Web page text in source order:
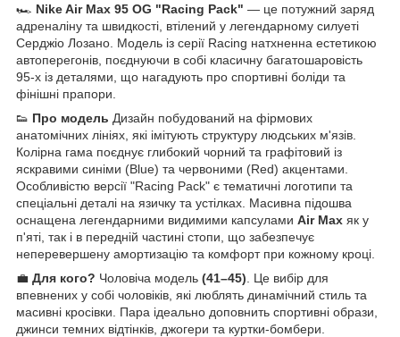
🏎️ Nike Air Max 95 OG "Racing Pack" — це потужний заряд
адреналіну та швидкості, втілений у легендарному силуеті
Серджіо Лозано. Модель із серії Racing натхненна естетикою
автоперегонів, поєднуючи в собі класичну багатошаровість
95-х із деталями, що нагадують про спортивні боліди та
фінішні прапори.
👟 Про модель Дизайн побудований на фірмових
анатомічних лініях, які імітують структуру людських м'язів.
Колірна гама поєднує глибокий чорний та графітовий із
яскравими синіми (Blue) та червоними (Red) акцентами.
Особливістю версії "Racing Pack" є тематичні логотипи та
спеціальні деталі на язичку та устілках. Масивна підошва
оснащена легендарними видимими капсулами Air Max як у
п'яті, так і в передній частині стопи, що забезпечує
неперевершену амортизацію та комфорт при кожному кроці.
💼 Для кого? Чоловіча модель (41–45) . Це вибір для
впевнених у собі чоловіків, які люблять динамічний стиль та
масивні кросівки. Пара ідеально доповнить спортивні образи,
джинси темних відтінків, джогери та куртки-бомбери.